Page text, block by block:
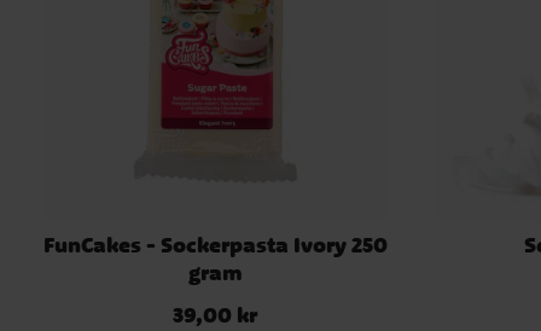
FunCakes - Sockerpasta Ivory 250
gram
Pris:39,00 kr
39,00 kr